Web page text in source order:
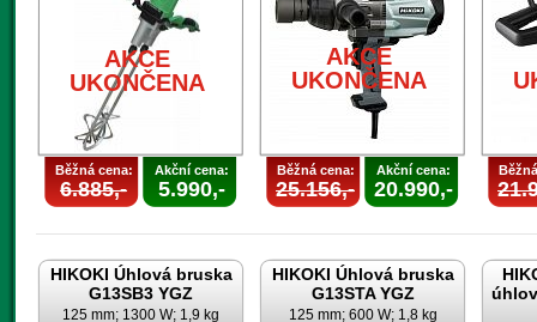
AKCE
UKONČENA
Běžná cena:
6.885,-
Akční cena:
5.990,-
AKCE
UKONČENA
Běžná cena:
25.156,-
Akční cena:
20.990,-
HIKOKI Úhlová bruska
G13SB3 YGZ
125 mm; 1300 W; 1,9 kg
HIKOKI Úhlová bruska
G13STA YGZ
125 mm; 600 W; 1,8 kg